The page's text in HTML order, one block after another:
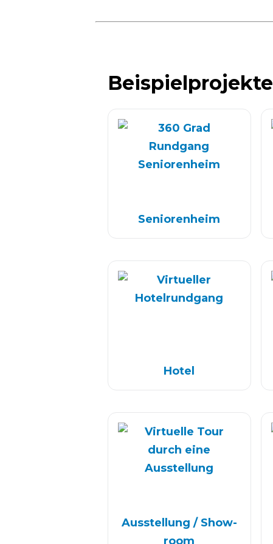
Beispielprojekte
Senioren­heim
Hotel
Aus­stellung / Show­
room